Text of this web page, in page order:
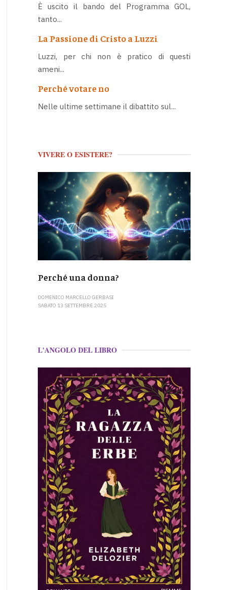
È uscito il bando del Programma GOL,
tanto...
La Passione di Cristo a Luzzi
Luzzi, per chi non è pratico di questi
ameni...
Perché votare no
Nelle ultime settimane il dibattito sul...
VIVERE O ESISTERE?
Perché una donna?
DOMENICO MARCELLO GERBASI
SABATO 13 SETTEMBRE 2025
L'ANGOLO DEL LIBRO